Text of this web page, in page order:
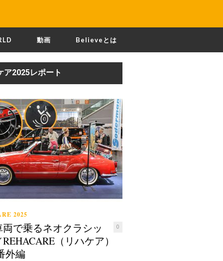
動画 Believeとは
ア2025レポート
2025
0
で乗るネオクラシッ
（リハケア）
外編